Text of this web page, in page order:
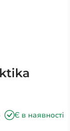
Є в наявності